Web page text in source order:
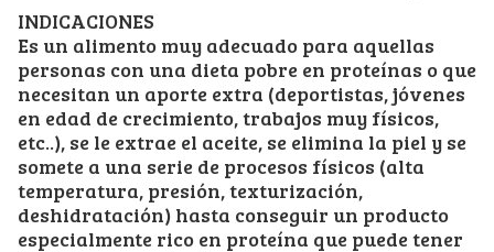
INDICACIONES
Es un alimento muy adecuado para aquellas
personas con una dieta pobre en proteínas o que
necesitan un aporte extra (deportistas, jóvenes
en edad de crecimiento, trabajos muy físicos,
etc..), se le extrae el aceite, se elimina la piel y se
somete a una serie de procesos físicos (alta
temperatura, presión, texturización,
deshidratación) hasta conseguir un producto
especialmente rico en proteína que puede tener